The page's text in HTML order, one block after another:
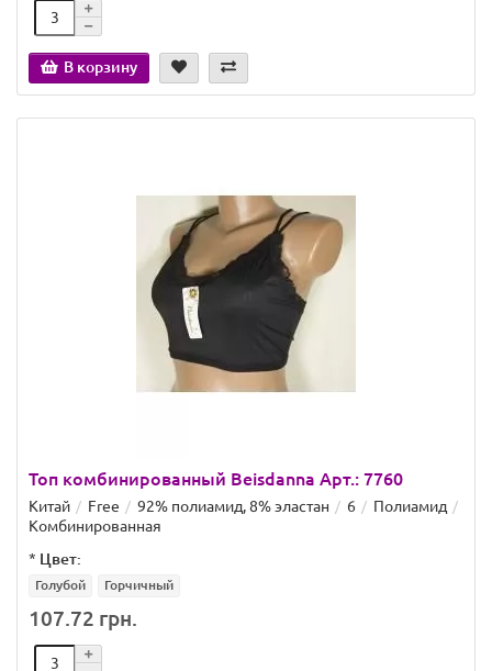
В корзину
Топ комбинированный Beisdanna Арт.: 7760
Китай Free 92% полиамид, 8% эластан 6
Полиамид
Комбинированная
* Цвет:
Голубой Горчичный
107.72 грн.